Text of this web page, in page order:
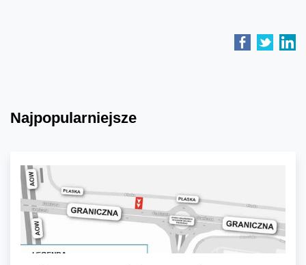
Najpopularniejsze